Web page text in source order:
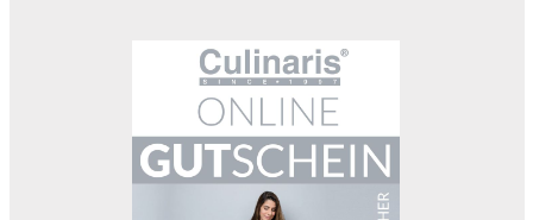
Bildergalerie überspringen